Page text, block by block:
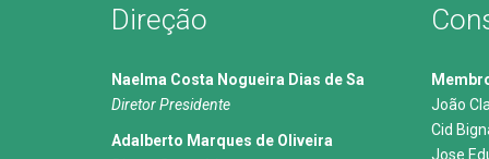
Direção
Naelma Costa Nogueira Dias de Sa
Diretor Presidente
Adalberto Marques de Oliveira
João
Cid
Jose